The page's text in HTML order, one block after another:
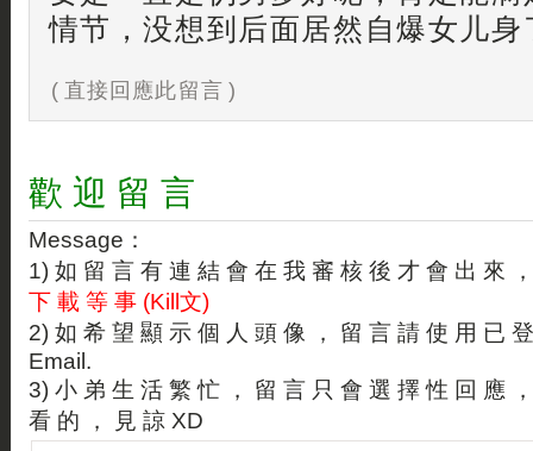
情节，没想到后面居然自爆女儿身
( 直接回應此留言 )
歡 迎 留 言
Message：
1) 如 留 言 有 連 結 會 在 我 審 核 後 才 會 出 來
下 載 等 事 (Kill文)
2) 如 希 望 顯 示 個 人 頭 像 ， 留 言 請 使 用 已
Email.
3) 小 弟 生 活 繁 忙 ， 留 言 只 會 選 擇 性 回 應
看 的 ， 見 諒 XD